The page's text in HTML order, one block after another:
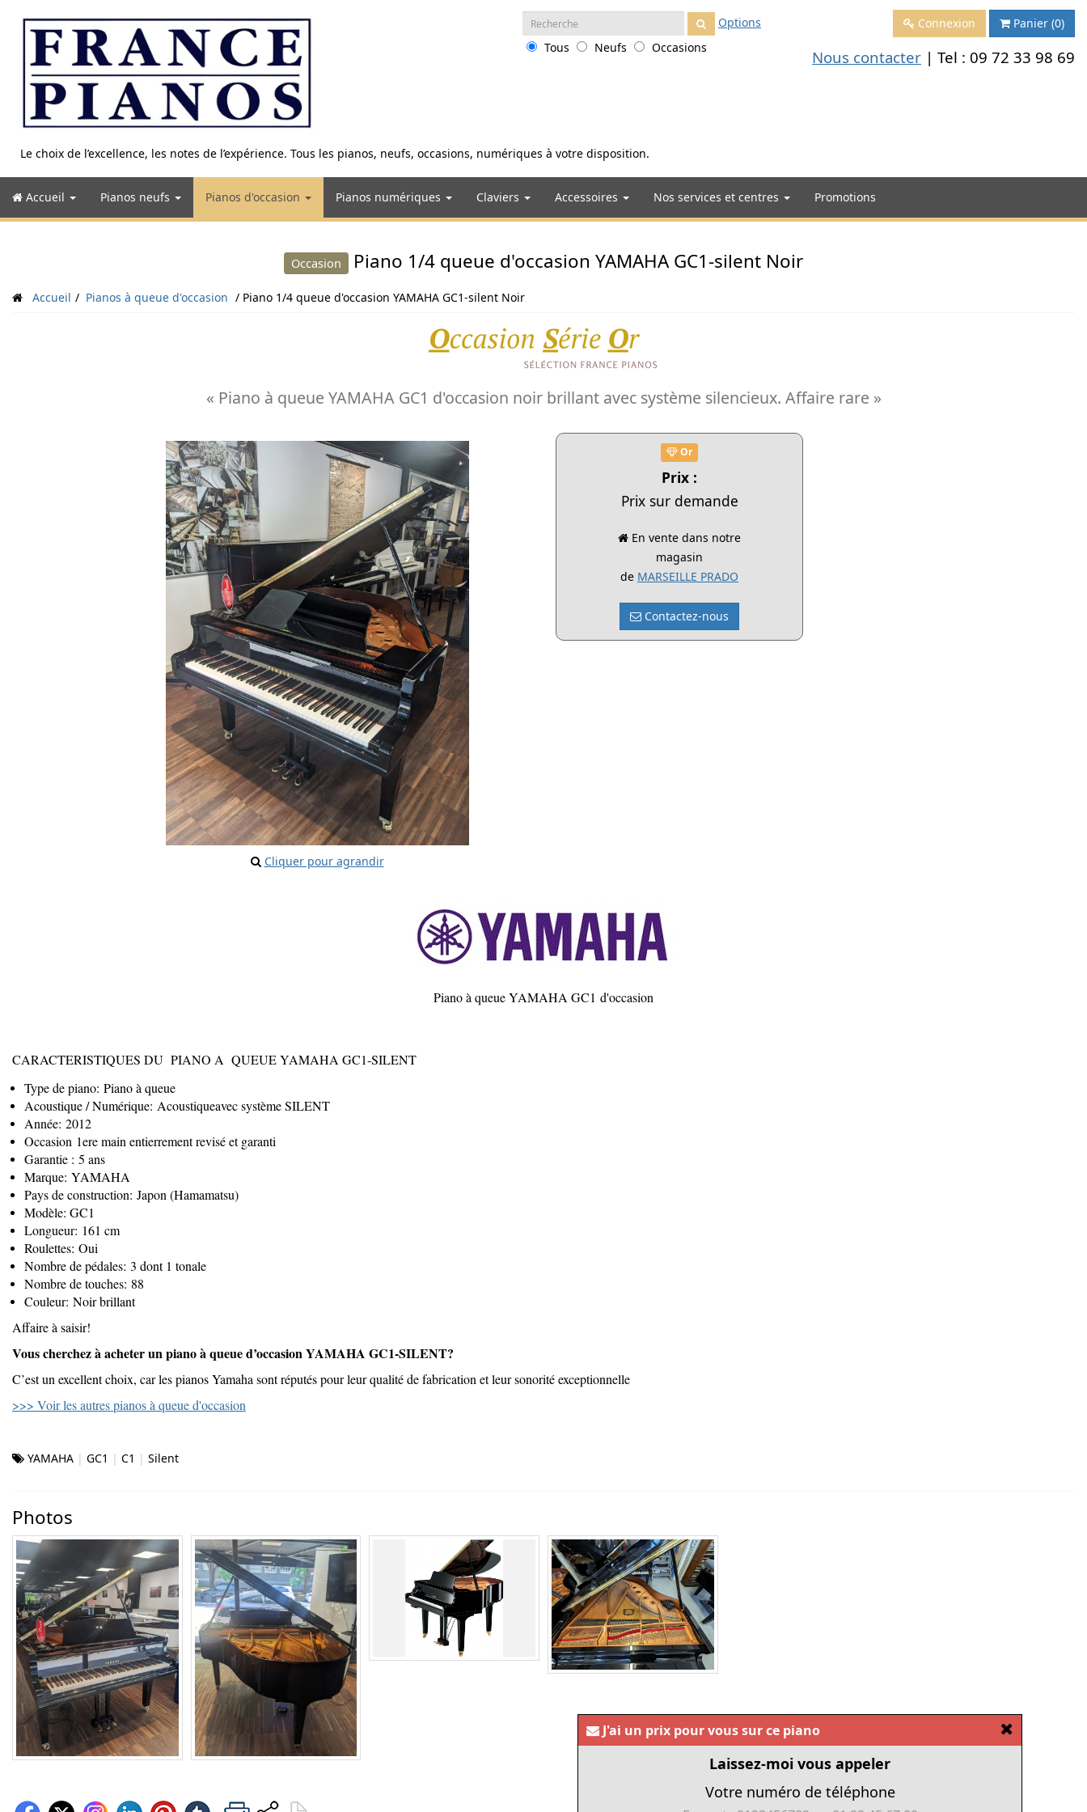
contenu
Le choix de l’excellence, les notes de l’expérience. Tous les pianos, neufs, occasions, numériques à votre disposition.
Recherche
:
Options
Tous
Neufs Occasions
Connexion Panier (0)
Nous contacter | Tel : 09 72 33 98 69
Accueil Pianos neufs Pianos d'occasion Pianos numériques Claviers Accessoires Nos services et centres Promotions
Occasion Piano 1/4 queue d'occasion YAMAHA GC1-silent Noir
Accueil Pianos à queue d'occasion Piano 1/4 queue d'occasion YAMAHA GC1-silent Noir
« Piano à queue YAMAHA GC1 d'occasion noir brillant avec système silencieux. Affaire rare »
Cliquer pour agrandir
Or
Prix :
Prix sur demande
En vente dans notre
magasin
de MARSEILLE PRADO
Contactez-nous
Piano à queue YAMAHA GC1 d'occasion
CARACTERISTIQUES DU PIANO A QUEUE YAMAHA GC1-SILENT
Type de piano: Piano à queue
Acoustique / Numérique: Acoustiqueavec système SILENT
Année: 2012
Occasion 1ere main entierrement revisé et garanti
Garantie : 5 ans
Marque: YAMAHA
Pays de construction: Japon (Hamamatsu)
Modèle: GC1
Longueur: 161 cm
Roulettes: Oui
Nombre de pédales: 3 dont 1 tonale
Nombre de touches: 88
Couleur: Noir brillant
Affaire à saisir!
Vous cherchez à acheter un piano à queue d’occasion YAMAHA GC1-SILENT?
C’est un excellent choix, car les pianos Yamaha sont réputés pour leur qualité de fabrication et leur sonorité exceptionnelle
>>> Voir les autres pianos à queue d'occasion
YAMAHA GC1 C1 Silent
Photos
J'ai un prix pour vous sur ce piano
Laissez-moi vous appeler
Votre numéro de téléphone